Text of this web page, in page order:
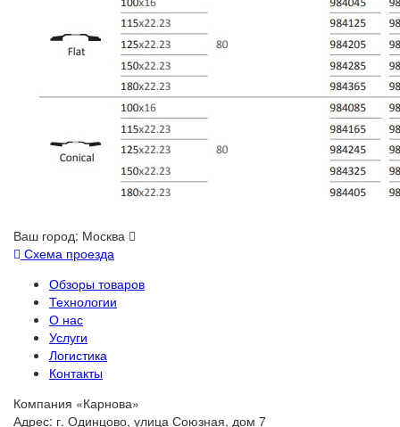
Ваш город: Москва
Схема проезда
Обзоры товаров
Технологии
О нас
Услуги
Логистика
Контакты
Компания «Карнова»
Адрес: г. Одинцово, улица Союзная, дом 7